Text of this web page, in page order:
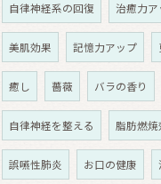
自律神経系の回復 治癒力
美肌効果 記憶力アップ
癒し 薔薇 バラの香り
自律神経を整える 脂肪燃焼
誤嚥性肺炎 お口の健康